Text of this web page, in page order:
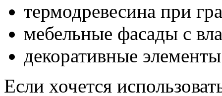
термодревесина при
мебельные фасады с
декоративные
Если хочется